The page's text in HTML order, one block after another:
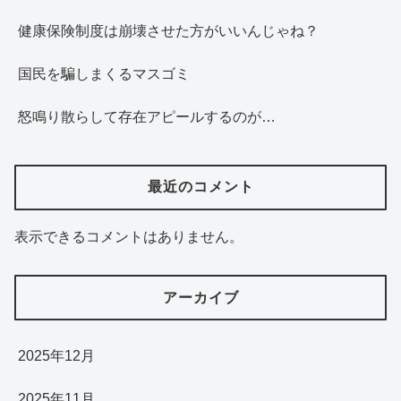
健康保険制度は崩壊させた方がいいんじゃね？
国民を騙しまくるマスゴミ
怒鳴り散らして存在アピールするのが…
最近のコメント
表示できるコメントはありません。
アーカイブ
2025年12月